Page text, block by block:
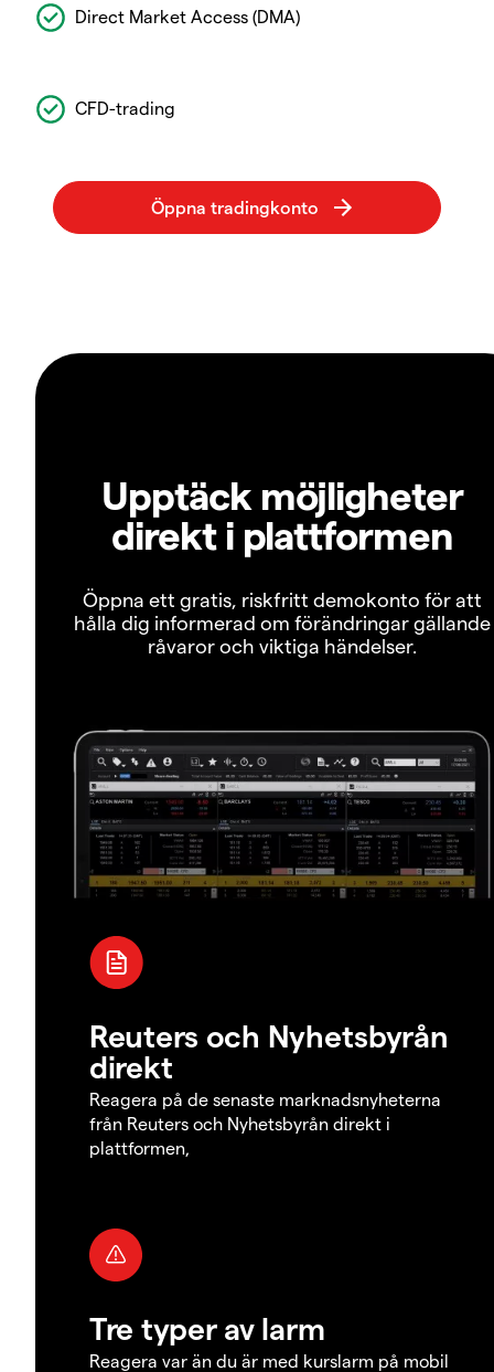
Direct Market Access (DMA)
CFD-trading
Upptäck möjligheter
direkt i plattformen
Öppna ett gratis, riskfritt demokonto för att
hålla dig informerad om förändringar gällande
råvaror och viktiga händelser.
Reuters och Nyhetsbyrån
direkt
Reagera på de senaste marknadsnyheterna
från Reuters och Nyhetsbyrån direkt i
plattformen,
Tre typer av larm
Reagera var än du är med kurslarm på mobil